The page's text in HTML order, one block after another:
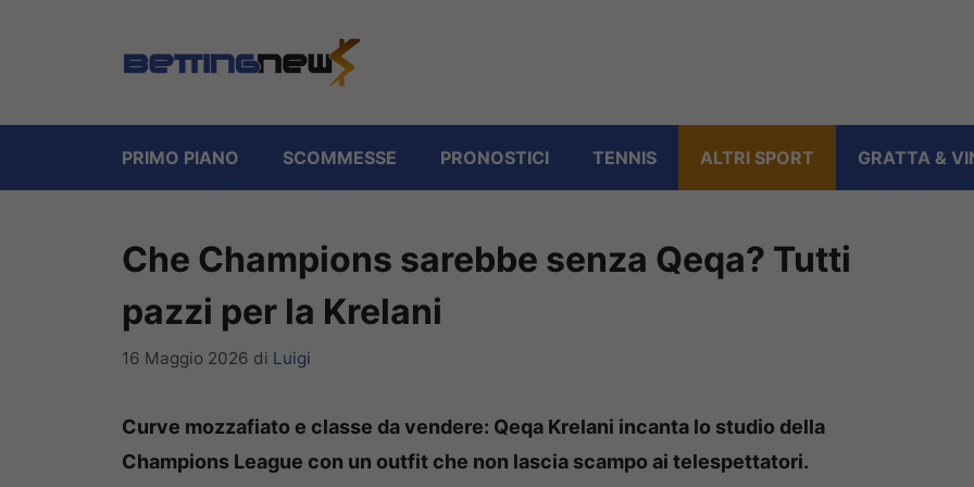
PRIMO PIANO SCOMMESSE PRONOSTICI TENNIS ALTRI SPORT GRATTA &
Che Champions sarebbe senza Qeqa? Tutti
pazzi per la Krelani
16 Maggio 2026 di Luigi
Curve mozzafiato e classe da vendere: Qeqa Krelani incanta lo studio della
Champions League con un outfit che non lascia scampo ai telespettatori.